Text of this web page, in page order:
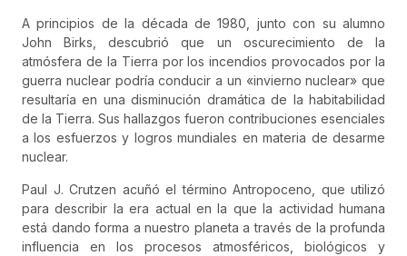
A principios de la década de 1980, junto con su alumno
John Birks, descubrió que un oscurecimiento de la
atmósfera de la Tierra por los incendios provocados por la
guerra nuclear podría conducir a un «invierno nuclear» que
resultaría en una disminución dramática de la habitabilidad
de la Tierra. Sus hallazgos fueron contribuciones esenciales
a los esfuerzos y logros mundiales en materia de desarme
nuclear.
Paul J. Crutzen acuñó el término Antropoceno, que utilizó
para describir la era actual en la que la actividad humana
está dando forma a nuestro planeta a través de la profunda
influencia en los procesos atmosféricos, biológicos y